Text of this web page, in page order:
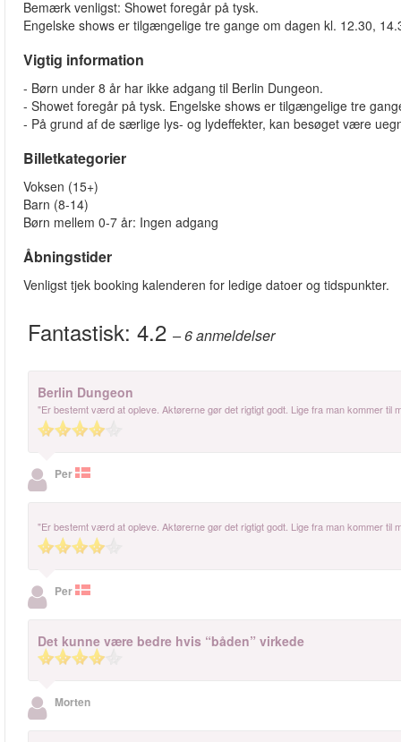
Bemærk venligst: Showet foregår på tysk.
Engelske shows er tilgængelige tre gange om dagen kl. 12.30,
Vigtig information
- Børn under 8 år har ikke adgang til Berlin Dungeon.
- Showet foregår på tysk. Engelske shows er tilgængelige tre
- På grund af de særlige lys- og lydeffekter, kan besøget være
Billetkategorier
Voksen (15+)
Barn (8-14)
Børn mellem 0-7 år: Ingen adgang
Åbningstider
Venligst tjek booking kalenderen for ledige datoer og tidspunkter.
Fantastisk: 4.2 – 6anmeldelser
Berlin Dungeon
"Er bestemt værd at opleve. Aktørerne gør det rigtigt godt. Lige fra man kommer til
Per
"Er bestemt værd at opleve. Aktørerne gør det rigtigt godt. Lige fra man kommer til
Per
Det kunne være bedre hvis “båden” virkede
Morten